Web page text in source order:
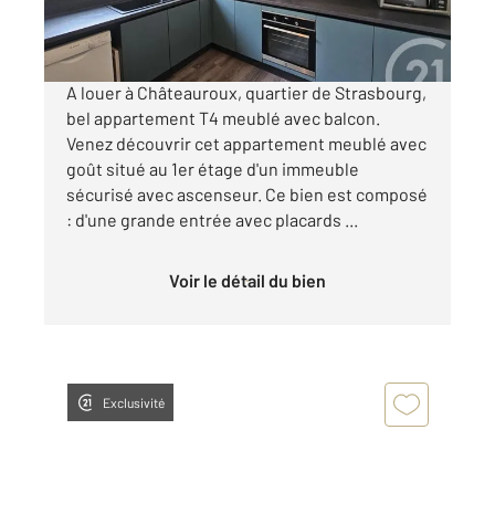
par mois charges comprises
A louer à Châteauroux, quartier de Strasbourg,
bel appartement T4 meublé avec balcon.
Venez découvrir cet appartement meublé avec
goût situé au 1er étage d'un immeuble
sécurisé avec ascenseur. Ce bien est composé
: d'une grande entrée avec placards ...
Voir le détail du bien
Exclusivité